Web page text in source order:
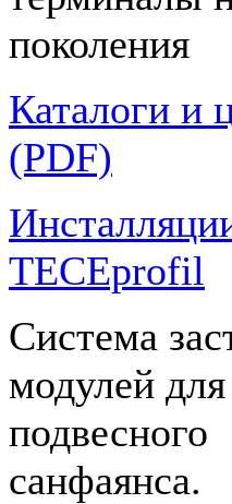
поколения
Каталоги и
(PDF)
TECEprofil
Система
модулей для
подвесного
санфаянса.